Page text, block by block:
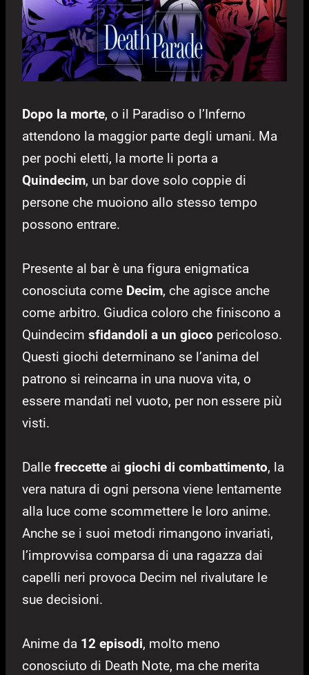
Dopo la morte, o il Paradiso o l’Inferno
attendono la maggior parte degli umani. Ma
per pochi eletti, la morte li porta a
Quindecim, un bar dove solo coppie di
persone che muoiono allo stesso tempo
possono entrare.
Presente al bar è una figura enigmatica
conosciuta come Decim, che agisce anche
come arbitro. Giudica coloro che finiscono a
Quindecim sfidandoli a un gioco pericoloso.
Questi giochi determinano se l’anima del
patrono si reincarna in una nuova vita, o
essere mandati nel vuoto, per non essere più
visti.
Dalle freccette ai giochi di combattimento, la
vera natura di ogni persona viene lentamente
alla luce come scommettere le loro anime.
Anche se i suoi metodi rimangono invariati,
l’improvvisa comparsa di una ragazza dai
capelli neri provoca Decim nel rivalutare le
sue decisioni.
Anime da 12 episodi, molto meno
conosciuto di Death Note, ma che merita